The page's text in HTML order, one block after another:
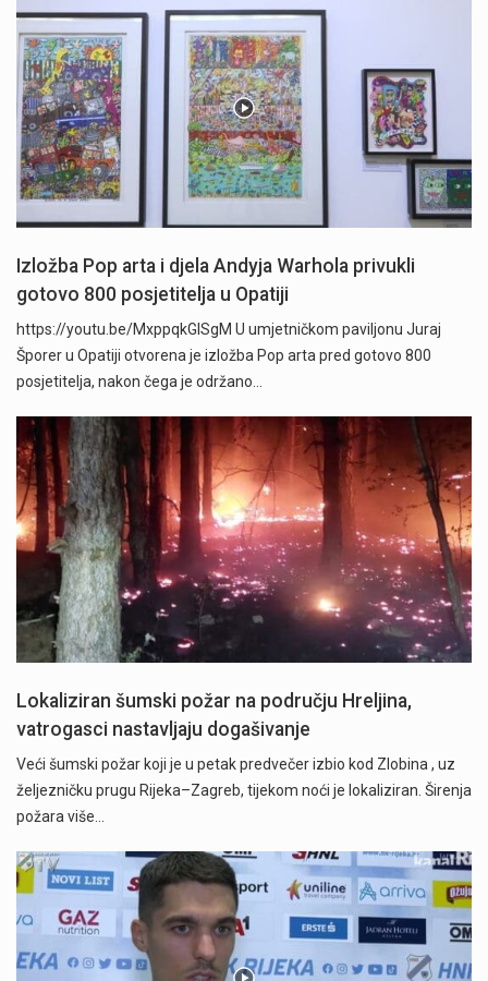
Izložba Pop arta i djela Andyja Warhola privukli
gotovo 800 posjetitelja u Opatiji
https://youtu.be/MxppqkGISgM U umjetničkom paviljonu Juraj
Šporer u Opatiji otvorena je izložba Pop arta pred gotovo 800
posjetitelja, nakon čega je održano…
Lokaliziran šumski požar na području Hreljina,
vatrogasci nastavljaju dogašivanje
Veći šumski požar koji je u petak predvečer izbio kod Zlobina , uz
željezničku prugu Rijeka–Zagreb, tijekom noći je lokaliziran. Širenja
požara više…